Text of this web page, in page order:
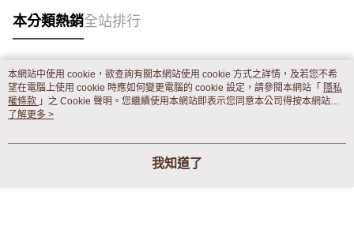
本分類熱銷全站排行
熱門標籤
本網站中使用 cookie，欲查詢有關本網站使用 cookie 方式之詳情，及若您不希
望在電腦上使用 cookie 時應如何變更電腦的 cookie 設定，請參閱本網站「 隱私
權條款 」之 Cookie 聲明。您繼續使用本網站即表示您同意本公司得按本網站使
用條款之 Cookie 聲明使用 cookie。
了解更多 >
我知道了